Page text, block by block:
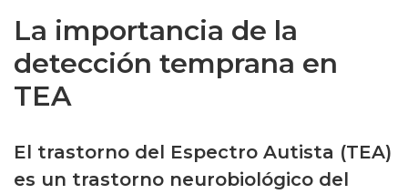
La importancia de la
detección temprana en
TEA
El trastorno del Espectro Autista (TEA)
es un trastorno neurobiológico del